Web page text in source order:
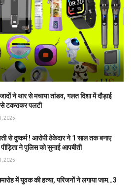
ने थार से मचाया तांडव, गलत दिशा में दौड़ाई
से टकराकर पलटी
2025
से दुष्कर्म ! आरोपी ठेकेदार ने 1 साल तक बनाए
ने पुलिस को सुनाई आपबीती
2025
में युवक की हत्या, परिजनों ने लगाया जाम…3